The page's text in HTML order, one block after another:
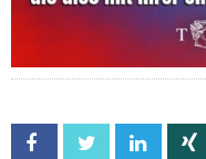
Facebook Twitter Linkedin